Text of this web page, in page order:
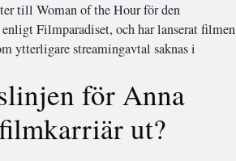
till Woman of the Hour för den
Filmparadiset, och har lanserat filmen
ytterligare streamingavtal saknas i
för Anna
ut?